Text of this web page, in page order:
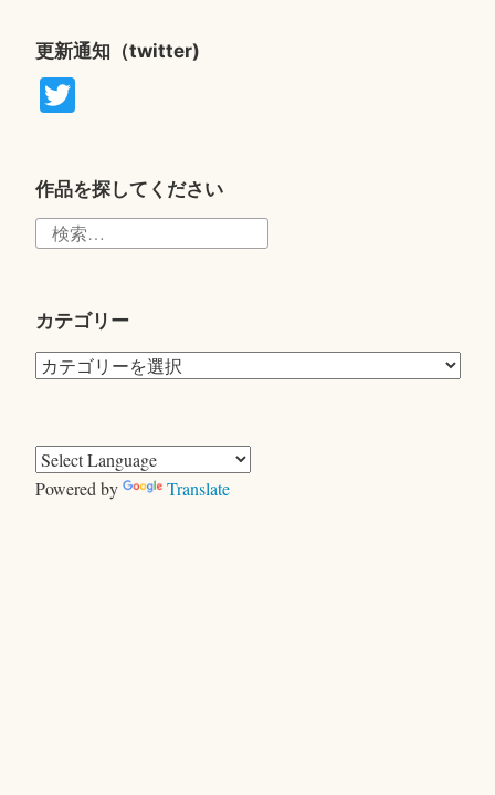
更新通知（twitter)
T
r
作品を探してください
カテゴリー
カ
リ
ー
Powered by Translate